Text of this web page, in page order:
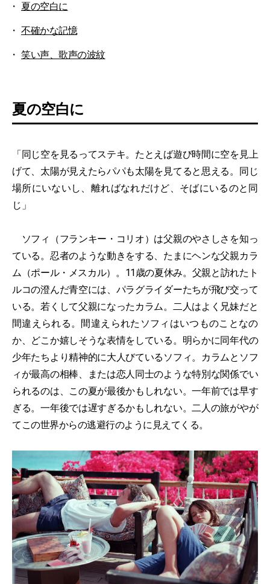
夏の空白に
不確かな記憶
笑い声、歌声の波紋
夏の空白に
「同じ空を見るってステキ。たとえば遊び時間に空を見上
げて、太陽が見えたらパパも太陽を見てると思える。同じ
場所にいないし、離ればなれだけど、そばにいるのと同
じ」
ソフィ（フランキー・コリオ）は父親のやさしさを知っ
ている。忍者のような動きをする、たまにヘンな父親カラ
ム（ポール・メスカル）。11歳の夏休み。父親と訪れたト
ルコの澄んだ青空には、パラグライダーたちが飛び交って
いる。若くして父親になったカラム。二人はよく兄妹だと
間違えられる。間違えられたソフィはいつものことなの
か、どこか嬉しそうな表情をしている。明らかに同年代の
少年たちより精神的に大人びているソフィ。カラムとソフ
ィが最高の相棒、または恋人同士のような特別な関係でい
られるのは、この夏が最後かもしれない。一年前では早す
ぎる。一年後では遅すぎるかもしれない。二人の旅がやが
てこの世界からの逃避行のように見えてくる。